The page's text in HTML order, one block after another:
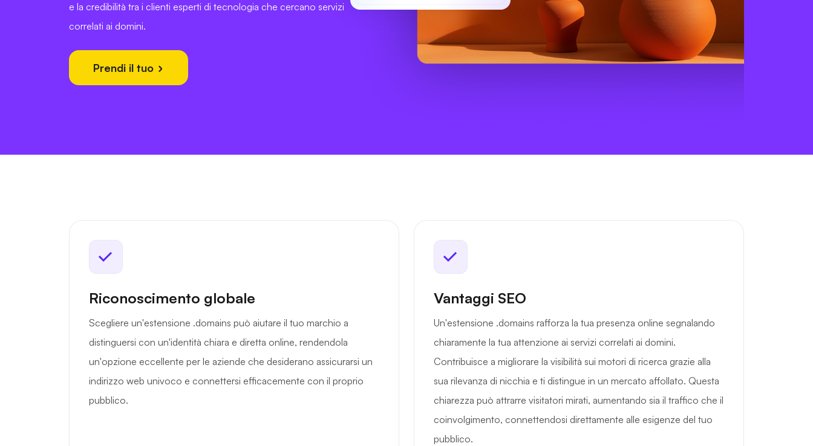
e la credibilità tra i clienti esperti di tecnologia che cercano servizi
correlati ai domini.
Prendi il tuo
Riconoscimento globale
Scegliere un'estensione .domains può aiutare il tuo marchio a
distinguersi con un'identità chiara e diretta online, rendendola
un'opzione eccellente per le aziende che desiderano assicurarsi un
indirizzo web univoco e connettersi efficacemente con il proprio
pubblico.
Vantaggi SEO
Un'estensione .domains rafforza la tua presenza online segnalando
chiaramente la tua attenzione ai servizi correlati ai domini.
Contribuisce a migliorare la visibilità sui motori di ricerca grazie alla
sua rilevanza di nicchia e ti distingue in un mercato affollato. Questa
chiarezza può attrarre visitatori mirati, aumentando sia il traffico che il
coinvolgimento, connettendosi direttamente alle esigenze del tuo
pubblico.